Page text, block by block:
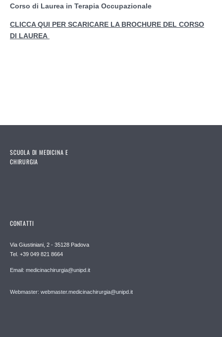
Corso di Laurea in Terapia Occupazionale
CLICCA QUI PER SCARICARE LA BROCHURE DEL CORSO
DI LAUREA
SCUOLA DI MEDICINA E
CHIRURGIA
CONTATTI
Via Giustiniani, 2 - 35128 Padova
Tel. +39 049 821 8664
Email: medicinachirurgia@unipd.it
Webmaster: webmaster.medicinachirurgia@unipd.it